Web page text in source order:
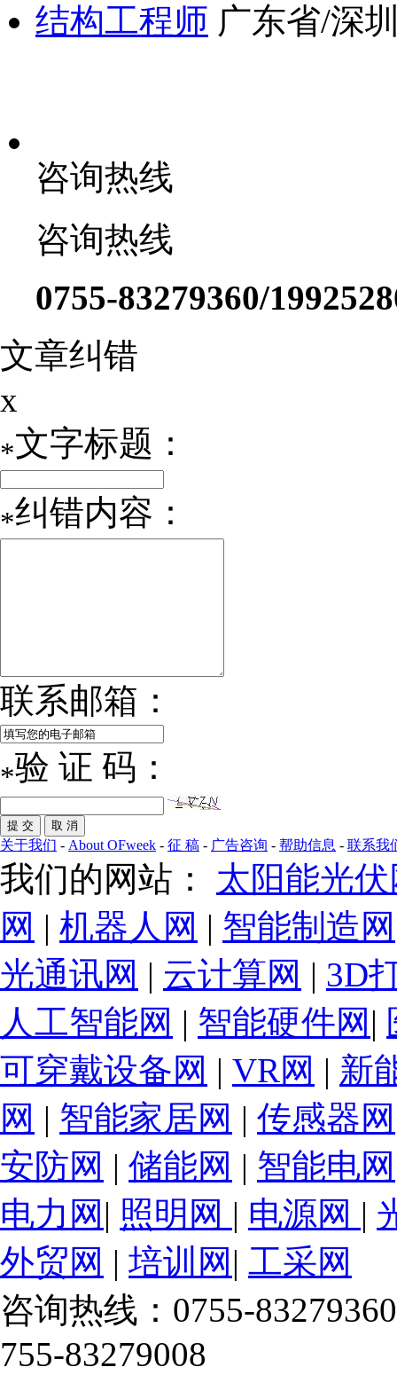
结构工程师 广东省/深
咨询热线
咨询热线
0755-83279360/
文章纠错
x
*文字标题：
*纠错内容：
联系邮箱：
*验 证 码：
关于我们 - About OFweek - 征 稿 - 广告咨询 - 帮助信息 - 联系我
我们的网站： 太阳能光伏
网 | 机器人网 | 智能制造网
光通讯网 | 云计算网 | 3D
人工智能网 | 智能硬件网 |
可穿戴设备网 | VR网 | 新
网 | 智能家居网 | 传感器网
安防网 | 储能网 | 智能电网
电力网 | 照明网 | 电源网 |
外贸网 | 培训网 | 工采网
咨询热线：0755-
755-83279008